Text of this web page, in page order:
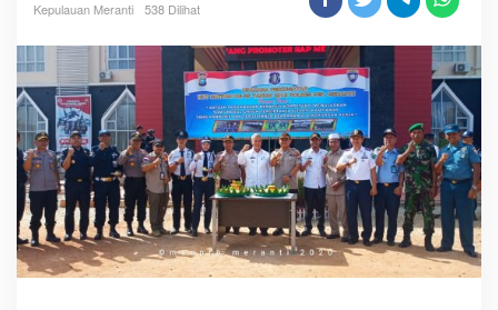
P
r
a
t
a
n
H
U
T
S
Kepulauan Meranti
538 Dilihat